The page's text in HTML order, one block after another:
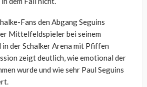
Fans den Abgang Seguins
Mittelfeldspieler bei seinem
der Schalker Arena mit Pfiffen
zeigt deutlich, wie emotional der
wurde und wie sehr Paul Seguins